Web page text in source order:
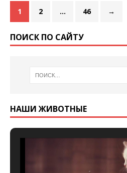
1 2 … 46 →
ПОИСК ПО САЙТУ
НАШИ ЖИВОТНЫЕ